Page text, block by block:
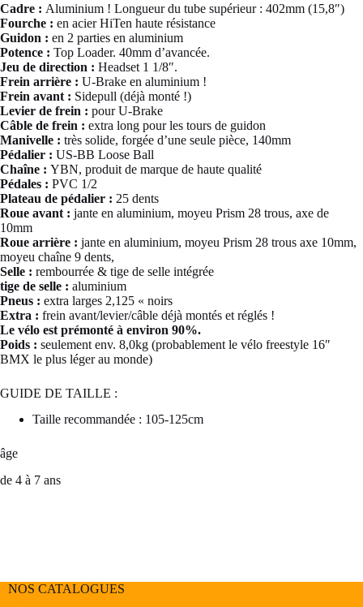
Cadre : Aluminium ! Longueur du tube supérieur : 402mm (15,8″)
Fourche : en acier HiTen haute résistance
Guidon : en 2 parties en aluminium
Potence : Top Loader. 40mm d’avancée.
Jeu de direction : Headset 1 1/8″.
Frein arrière : U-Brake en aluminium !
Frein avant : Sidepull (déjà monté !)
Levier de frein : pour U-Brake
Câble de frein : extra long pour les tours de guidon
Manivelle : très solide, forgée d’une seule pièce, 140mm
Pédalier : US-BB Loose Ball
Chaîne : YBN, produit de marque de haute qualité
Pédales : PVC 1/2
Plateau de pédalier : 25 dents
Roue avant : jante en aluminium, moyeu Prism 28 trous, axe de
10mm
Roue arrière : jante en aluminium, moyeu Prism 28 trous axe 10mm,
moyeu chaîne 9 dents,
Selle : rembourrée & tige de selle intégrée
tige de selle : aluminium
Pneus : extra larges 2,125 « noirs
Extra : frein avant/levier/câble déjà montés et réglés !
Le vélo est prémonté à environ 90%.
Poids : seulement env. 8,0kg (probablement le vélo freestyle 16″
BMX le plus léger au monde)
GUIDE DE TAILLE :
Taille recommandée : 105-125cm
âge
de 4 à 7 ans
NOS CATALOGUES